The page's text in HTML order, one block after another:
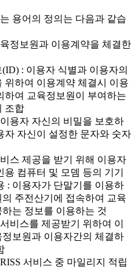
용어의 정의는 다음과 같습
정보원과 이용계약을 체결한
: 이용자 식별과 이용자의
위하여 이용계약 체결시 이용
하여 교육정보원이 부여하는
조합
용자 자신의 비밀을 보호하
자 자신이 설정한 문자와 숫자
스 제공을 받기 위해 이용자
용 컴퓨터 및 모뎀 등의 기기
: 이용자가 단말기를 이용하
주전산기에 접속하여 교육
는 정보를 이용하는 것
비스를 제공받기 위하여 이
보원과 이용자간의 체결하
서비스 중 마일리지 적립